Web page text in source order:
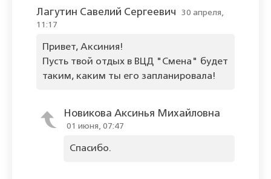
Лагутин Савелий Сергеевич
30 апреля,
11:17
Привет, Аксиния!
Пусть твой отдых в ВЦД "Смена" будет
таким, каким ты его запланировала!
Новикова Аксинья Михайловна
01 июня, 07:47
Спасибо.